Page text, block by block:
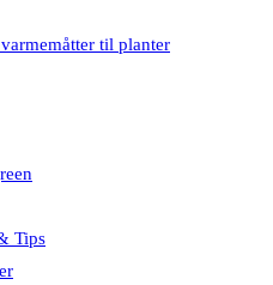
til planter
Tips